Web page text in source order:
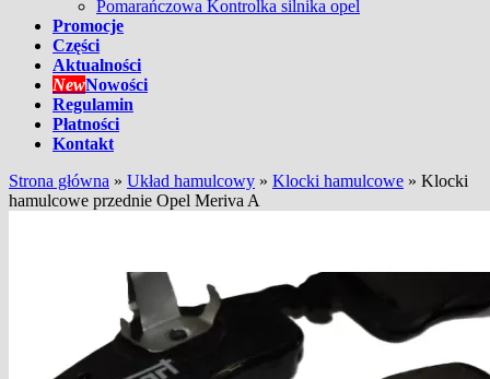
Pomarańczowa Kontrolka silnika opel
Promocje
Części
Aktualności
NewNowości
Regulamin
Płatności
Kontakt
Strona główna » Układ hamulcowy » Klocki hamulcowe » Klocki
hamulcowe przednie Opel Meriva A